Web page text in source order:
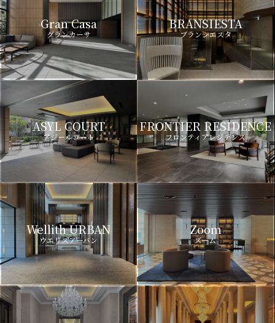
Gran Casa
グランカーサ
BRANSIESTA
ブランシエスタ
ASYL COURT
アジールコート
FRONTIER RESIDENCE
フロンティアレジデンス
Wellith URBAN
ウエリスアーバン
Zoom
ズーム